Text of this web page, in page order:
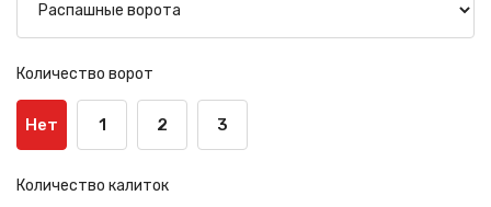
Количество ворот
Нет 1 2 3
Количество калиток